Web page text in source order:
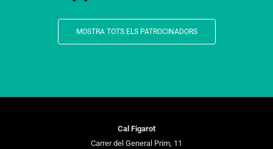
MOSTRA TOTS ELS PATROCINADORS
Cal Figarot
Carrer del General Prim, 11